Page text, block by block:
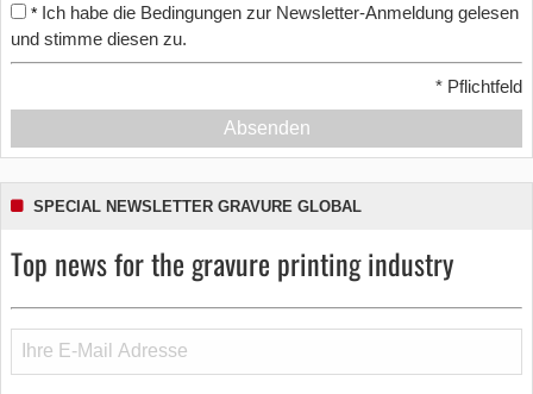
* Ich habe die Bedingungen zur Newsletter-Anmeldung gelesen
und stimme diesen zu.
* Pflichtfeld
Absenden
SPECIAL NEWSLETTER GRAVURE GLOBAL
Top news for the gravure printing industry